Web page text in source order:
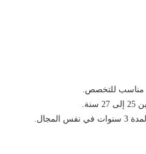
مناسب للتخصص.